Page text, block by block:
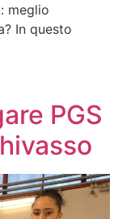
meglio
In questo
PGS